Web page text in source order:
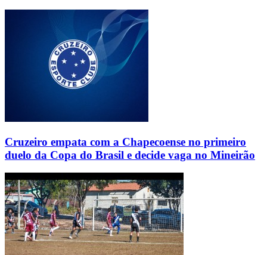
Cruzeiro empata com a Chapecoense no primeiro
duelo da Copa do Brasil e decide vaga no Mineirão